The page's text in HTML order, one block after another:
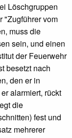
Löschgruppen
"Zugführer vom
muss die
sein, und einen
der Feuerwehr
besetzt nach
den er in
alarmiert, rückt
die
fest und
mehrerer